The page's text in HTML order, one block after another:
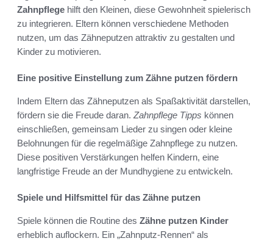
Zahnpflege hilft den Kleinen, diese Gewohnheit spielerisch
zu integrieren. Eltern können verschiedene Methoden
nutzen, um das Zähneputzen attraktiv zu gestalten und
Kinder zu motivieren.
Eine positive Einstellung zum Zähne putzen fördern
Indem Eltern das Zähneputzen als Spaßaktivität darstellen,
fördern sie die Freude daran.Zahnpflege Tipps können
einschließen, gemeinsam Lieder zu singen oder kleine
Belohnungen für die regelmäßige Zahnpflege zu nutzen.
Diese positiven Verstärkungen helfen Kindern, eine
langfristige Freude an der Mundhygiene zu entwickeln.
Spiele und Hilfsmittel für das Zähne putzen
Spiele können die Routine des Zähne putzen Kinder
erheblich auflockern. Ein „Zahnputz-Rennen“ als